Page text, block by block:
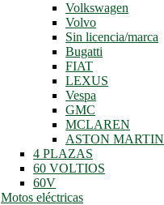
Volkswagen
Volvo
Sin licencia/marca
Bugatti
FIAT
LEXUS
Vespa
GMC
MCLAREN
ASTON MARTIN
4 PLAZAS
60 VOLTIOS
60V
Motos eléctricas